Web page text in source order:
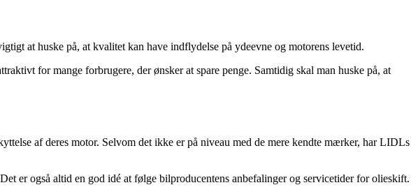
at huske på, at kvalitet kan have indflydelse på ydeevne og motorens levetid.
for mange forbrugere, der ønsker at spare penge. Samtidig skal man huske på, at
af deres motor. Selvom det ikke er på niveau med de mere kendte mærker, har LIDLs
er også altid en god idé at følge bilproducentens anbefalinger og servicetider for olieskift.